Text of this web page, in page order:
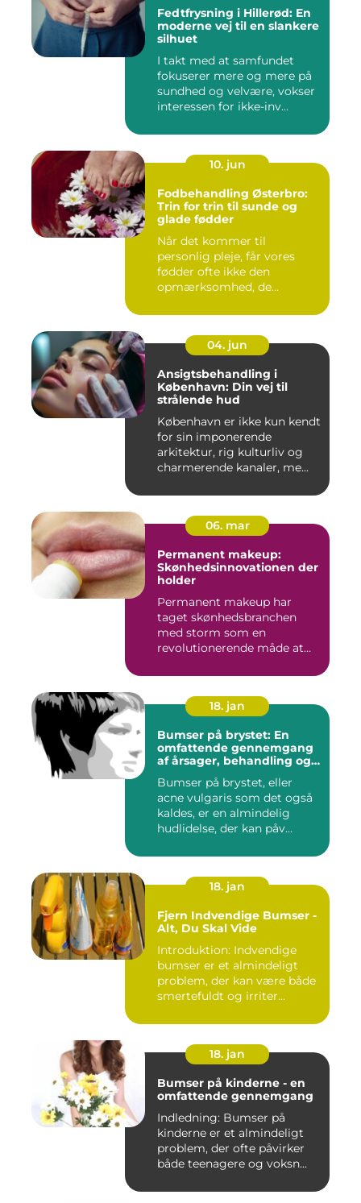
Fedtfrysning i Hillerød: En
moderne vej til en slankere
silhuet
I takt med at samfundet
fokuserer mere og mere på
sundhed og velvære, vokser
interessen for ikke-inv...
10. jun
Fodbehandling Østerbro:
Trin for trin til sunde og
glade fødder
Når det kommer til
personlig pleje, får vores
fødder ofte ikke den
opmærksomhed, de
04. jun
Ansigtsbehandling i
København: Din vej til
strålende hud
København er ikke kun kendt
for sin imponerende
arkitektur, rig kulturliv og
charmerende kanaler, me...
06. mar
Permanent makeup:
Skønhedsinnovationen der
holder
Permanent makeup har
taget skønhedsbranchen
med storm som en
revolutionerende måde at
18. jan
Bumser på brystet: En
omfattende gennemgang
af årsager, behandling og
Bumser på brystet, eller
acne vulgaris som det også
kaldes, er en almindelig
hudlidelse, der kan påv...
18. jan
Fjern Indvendige Bumser -
Alt, Du Skal Vide
Introduktion: Indvendige
bumser er et almindeligt
problem, der kan være både
smertefuldt og irriter...
18. jan
Bumser på kinderne - en
omfattende gennemgang
Indledning: Bumser på
kinderne er et almindeligt
problem, der ofte påvirker
både teenagere og voksn...